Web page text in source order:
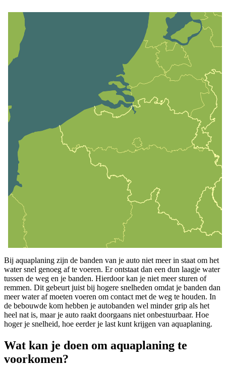
Bij aquaplaning zijn de banden van je auto niet meer in staat om het
water snel genoeg af te voeren. Er ontstaat dan een dun laagje water
tussen de weg en je banden. Hierdoor kan je niet meer sturen of
remmen. Dit gebeurt juist bij hogere snelheden omdat je banden dan
meer water af moeten voeren om contact met de weg te houden. In
de bebouwde kom hebben je autobanden wel minder grip als het
heel nat is, maar je auto raakt doorgaans niet onbestuurbaar. Hoe
hoger je snelheid, hoe eerder je last kunt krijgen van aquaplaning.
Wat kan je doen om aquaplaning te
voorkomen?